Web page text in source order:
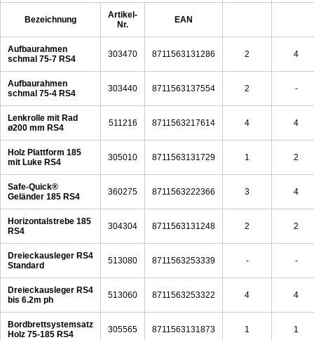
Bezeichnung
Artikel-
Nr.
EAN
Aufbaurahmen
schmal 75-7 RS4
303470 8711563131286 2 4
Aufbaurahmen
schmal 75-4 RS4
303440 8711563137554 2 -
Lenkrolle mit Rad
ø200 mm RS4
511216 8711563217614 4 4
Holz Plattform 185
mit Luke RS4
305010 8711563131729 1 2
Safe-Quick®
Geländer 185 RS4
360275 8711563222366 3 4
Horizontalstrebe 185
RS4
304304 8711563131248 2 2
Dreieckausleger RS4
Standard
513080 8711563253339 - -
Dreieckausleger RS4
bis 6.2m ph
513060 8711563253322 4 4
Bordbrettsystemsatz
Holz 75-185 RS4
305565 8711563131873 1 1